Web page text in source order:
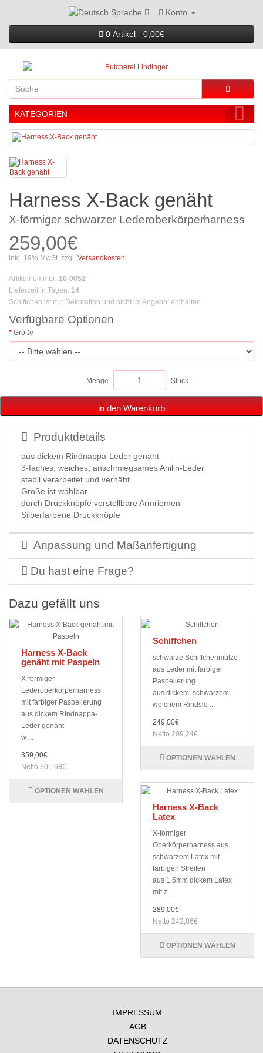
Sprache Konto
0 Artikel - 0,00€
KATEGORIEN
Harness X-Back genäht
X-förmiger schwarzer Lederoberkörperharness
259,00€
inkl. 19% MwSt. zzgl. Versandkosten
Artikelnummer: 10-0052
Lieferzeit in Tagen: 14
Schiffchen ist nur Dekoration und nicht im Angebot enthalten
Verfügbare Optionen
Größe
Menge Stück
in den Warenkorb
Produktdetails
aus dickem Rindnappa-Leder genäht
3-faches, weiches, anschmiegsames Anilin-Leder
stabil verarbeitet und vernäht
Größe ist wählbar
durch Druckknöpfe verstellbare Armriemen
Silberfarbene Druckknöpfe
Anpassung und Maßanfertigung
Du hast eine Frage?
Dazu gefällt uns
Harness X-Back
genäht mit Paspeln
X-förmiger
Lederoberkörperharness
mit farbiger Paspelierung
aus dickem Rindnappa-
Leder genäht
w ...
359,00€
Netto 301,68€
OPTIONEN WÄHLEN
Schiffchen
schwarze Schiffchenmütze
aus Leder mit farbiger
Paspelierung
aus dickem, schwarzem,
weichem Rindsle ...
249,00€
Netto 209,24€
OPTIONEN WÄHLEN
Harness X-Back
Latex
X-förmiger
Oberkörperharness aus
schwarzem Latex mit
farbigen Streifen
aus 1,5mm dickem Latex
mit z ...
289,00€
Netto 242,86€
OPTIONEN WÄHLEN
IMPRESSUM
AGB
DATENSCHUTZ